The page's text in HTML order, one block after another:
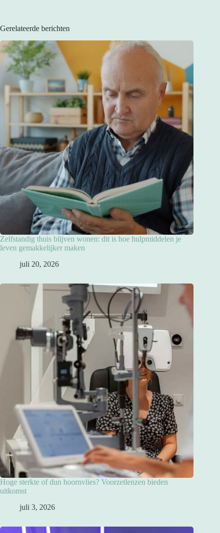
Gerelateerde berichten
Zelfstandig thuis blijven wonen: dit is hoe hulpmiddelen je
leven gemakkelijker maken
juli 20, 2026
Hoge sterkte of dun hoornvlies? Voorzetlenzen bieden
uitkomst
juli 3, 2026